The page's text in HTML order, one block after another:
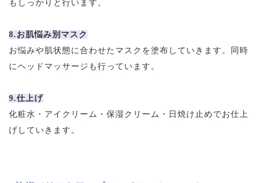
もしっかりと行います。
8.お肌悩み別マスク
お悩みや肌状態に合わせたマスクを塗布していきます。同時
にヘッドマッサージも行っています。
9.仕上げ
化粧水・アイクリーム・保湿クリーム・日焼け止めでお仕上
げしていきます。